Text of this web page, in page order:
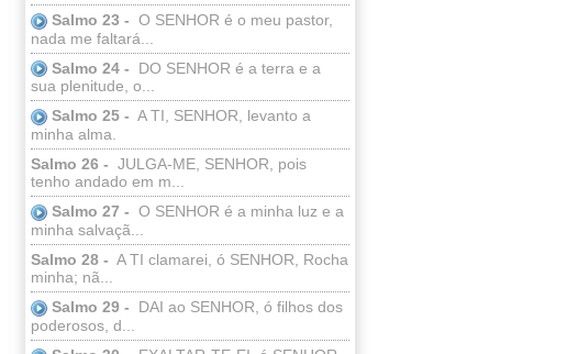
Salmo 23 - O SENHOR é o meu pastor,
nada me faltará...
Salmo 24 -
DO SENHOR é a terra e a
sua plenitude, o...
Salmo 25 - A TI, SENHOR, levanto a
minha alma.
Salmo 26 - JULGA-ME, SENHOR, pois
tenho andado em m...
Salmo 27 - O SENHOR é a minha luz e a
minha salvaçã...
Salmo 28 - A TI clamarei, ó SENHOR, Rocha
minha; nã...
Salmo 29 -
DAI ao SENHOR, ó filhos dos
poderosos, d...